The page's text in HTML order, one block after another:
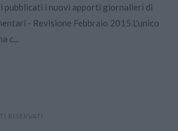
pubblicati i nuovi apporti giornalieri di
- Revisione Febbraio 2015.L'unico
c...
RISERVATI